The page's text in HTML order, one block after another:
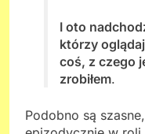
I oto
którzy
coś, z czego
zrobiłem.
Podobno są